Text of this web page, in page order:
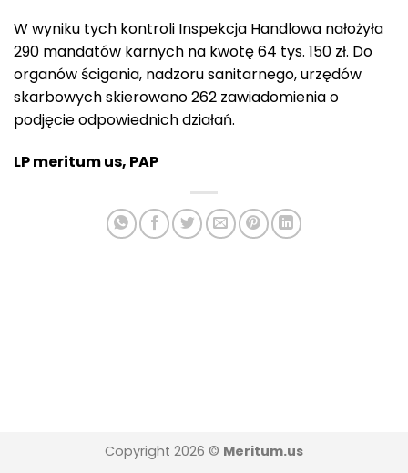
W wyniku tych kontroli Inspekcja Handlowa nałożyła
290 mandatów karnych na kwotę 64 tys. 150 zł. Do
organów ścigania, nadzoru sanitarnego, urzędów
skarbowych skierowano 262 zawiadomienia o
podjęcie odpowiednich działań.
LP meritum us, PAP
Copyright 2026 © Meritum.us